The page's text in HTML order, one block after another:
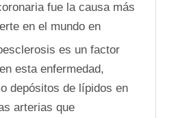
fue la causa más
en el mundo en
es un factor
esta enfermedad,
depósitos de lípidos en
arterias que